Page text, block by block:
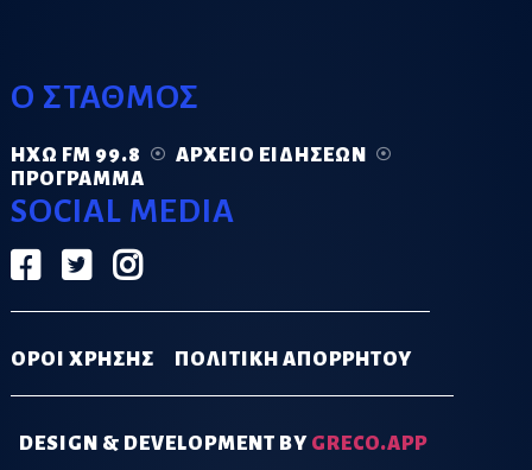
Ο ΣΤΑΘΜΟΣ
ΗΧΏ FM 99.8
ΑΡΧΕΊΟ ΕΙΔΉΣΕΩΝ
ΠΡΌΓΡΑΜΜΑ
SOCIAL MEDIA
ΟΡΟΙ ΧΡΗΣΗΣ ΠΟΛΙΤΙΚΗ ΑΠΟΡΡΗΤΟΥ
DESIGN & DEVELOPMENT BY GRECO.APP